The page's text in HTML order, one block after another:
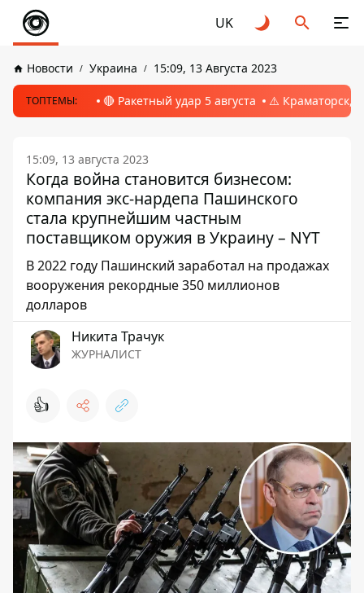
UK
Новости Украина 15:09, 13 Августа 2023
ТОПТЕМЫ: 🔴 Ракетный удар 5 августа ⚠️ Краматорск,
15:09, 13 августа 2023
Когда война становится бизнесом:
компания экс-нардепа Пашинского
стала крупнейшим частным
поставщиком оружия в Украину – NYT
В 2022 году Пашинский заработал на продажах
вооружения рекордные 350 миллионов
долларов
Никита Трачук
ЖУРНАЛИСТ
👍